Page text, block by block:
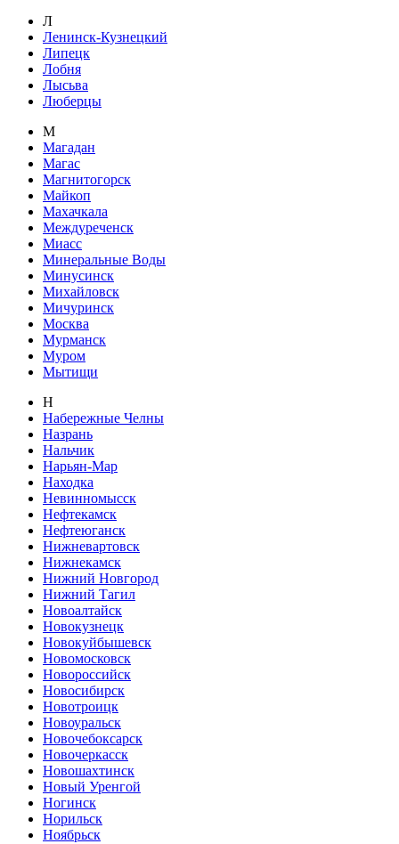
Л
Ленинск-Кузнецкий
Липецк
Лобня
Лысьва
Люберцы
М
Магадан
Магас
Магнитогорск
Майкоп
Махачкала
Междуреченск
Миасс
Минеральные Воды
Минусинск
Михайловск
Мичуринск
Москва
Мурманск
Муром
Мытищи
Н
Набережные Челны
Назрань
Нальчик
Нарьян-Мар
Находка
Невинномысск
Нефтекамск
Нефтеюганск
Нижневартовск
Нижнекамск
Нижний Новгород
Нижний Тагил
Новоалтайск
Новокузнецк
Новокуйбышевск
Новомосковск
Новороссийск
Новосибирск
Новотроицк
Новоуральск
Новочебоксарск
Новочеркасск
Новошахтинск
Новый Уренгой
Ногинск
Норильск
Ноябрьск